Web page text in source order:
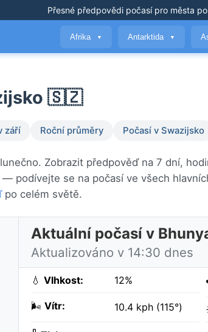
Přesné předpovědi počasípro města
Afrika ▼ Antarktida ▼
🇸🇿
září Roční průměry Počasí v Swazijsko
Zobrazit předpověď na 7 dní,
— podívejte se na počasí ve všech
po celém světě.
Aktuální počasí v
Aktualizováno v 14:30 dnes
💧 Vlhkost: 12%
🌬️ Vítr: 10.4 kph (115°)